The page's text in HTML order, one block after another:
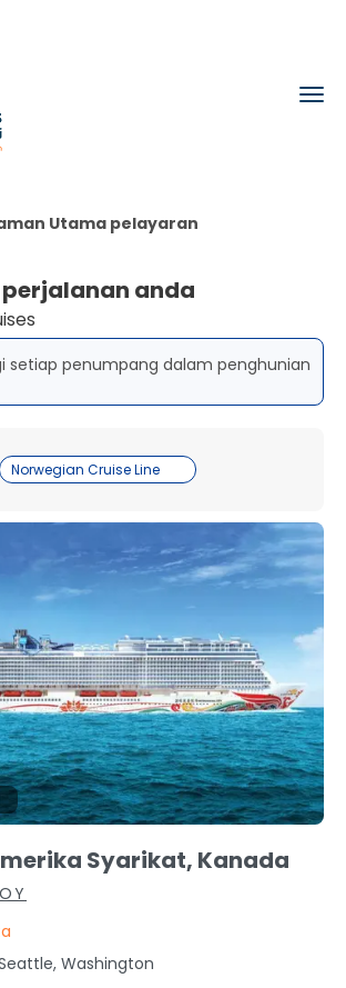
Utama pelayaran
anda
setiap penumpang dalam penghunian
Norwegian Cruise Line
Syarikat, Kanada
Washington